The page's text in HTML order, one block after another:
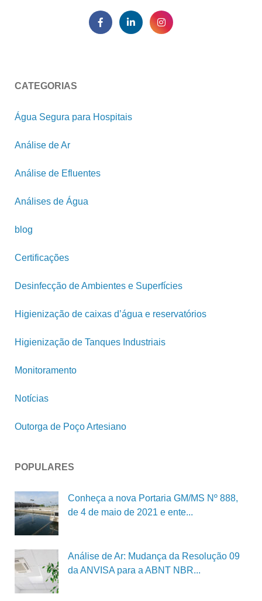
CATEGORIAS
Água Segura para Hospitais
Análise de Ar
Análise de Efluentes
Análises de Água
blog
Certificações
Desinfecção de Ambientes e Superfícies
Higienização de caixas d’água e reservatórios
Higienização de Tanques Industriais
Monitoramento
Notícias
Outorga de Poço Artesiano
POPULARES
Conheça a nova Portaria GM/MS Nº 888,
de 4 de maio de 2021 e ente...
Análise de Ar: Mudança da Resolução 09
da ANVISA para a ABNT NBR...